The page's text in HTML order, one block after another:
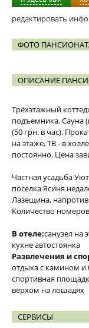
редактировать
ФОТО
ОПИСАНИЕ
Трёхэтажный
подъемника. Сауна
(50 грн. в час).
на этаже, ТВ - в
постоянно. Цена
Частная усадьба
поселка Ясиня
Лазещина,
Количество
В отеле:санузел на
кухне автостоянка
Развлечения и
отдыха с камином и
спортивная
верхом на лошадях
СЕРВИСЫ